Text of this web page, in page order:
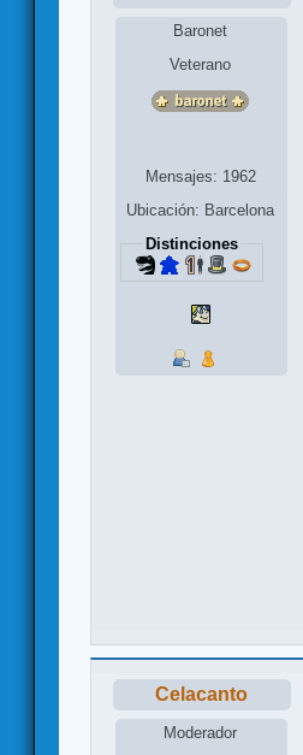
Baronet
Veterano
Mensajes: 1962
Ubicación: Barcelona
Distinciones
Celacanto
Moderador